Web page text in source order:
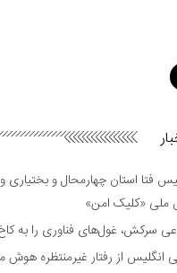
فتا استان چهارمحال و بختیاری
ملی «کلیک امن»
سرکش، غول‌های فناوری را به
انگلیس از رفتار غیرمنتظره